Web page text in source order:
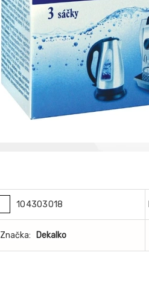
104303018
Značka: Dekalko